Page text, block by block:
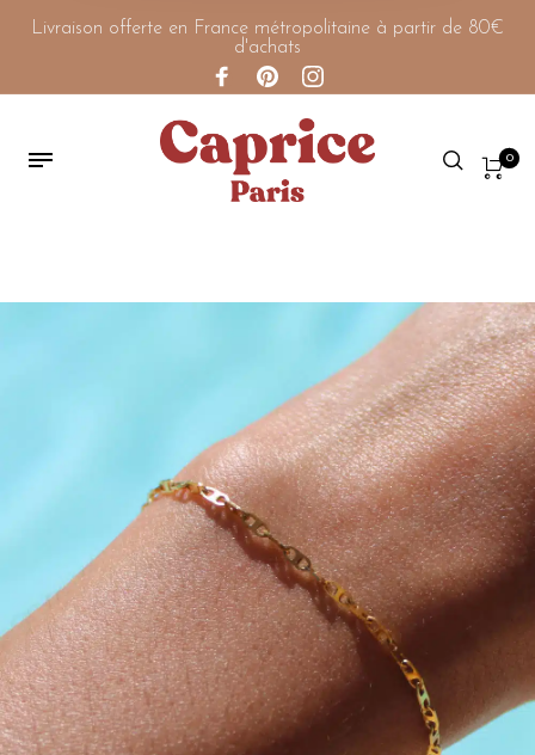
Livraison offerte en France métropolitaine à partir de 80€
d'achats
0